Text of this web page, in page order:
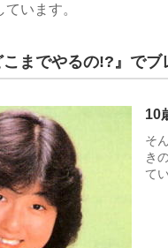
います。
こまでやるの!?』でブ
10
そ
き
て